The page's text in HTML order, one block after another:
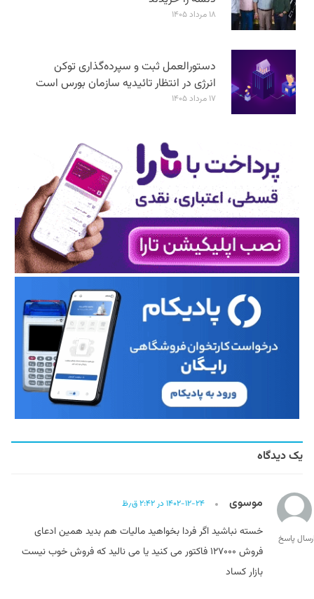
۱۸ مرداد ۱۴۰۵
دستورالعمل ثبت و سپرده‌گذاری توکن
انرژی در انتظار تائیدیه سازمان بورس است
۱۷ مرداد ۱۴۰۵
یک دیدگاه
موسوی ۱۴۰۲-۱۲-۲۴ در ۲:۴۲ ق٫ظ
خسته نباشید اگر فردا بخواهید مالیات هم بدید همین ادعای
فروش ۱۲۷۰۰۰ فاکتور می کنید یا می نالید که فروش خوب نیست
بازار کساد
پاسخ